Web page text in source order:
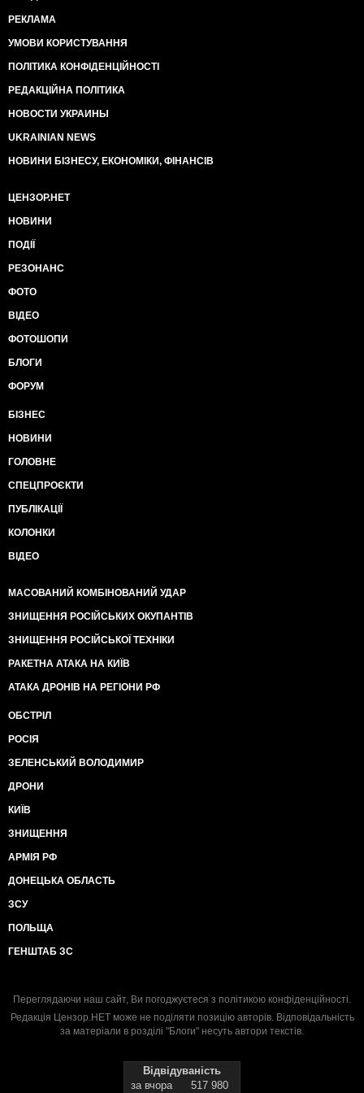
майдановцев. Возле окон поставили сотрудников
«Беркута» с приказом смотреть и не вмешиваться.
Трактор на место событий приехать без помощи
МВД Украины не мог.
То есть, ситуацию в Киеве раскачивал не Запад, как
раскачивали московские спецушники,
придерживаясь четко расписанного сценария. Не их
в планировании. Вирус, разрушивший систему
аппаратным, а не внешним программным.
РЕКЛАМА
УМОВИ КОРИСТУВАННЯ
ПОЛІТИКА КОНФІДЕНЦІЙНОСТІ
РЕДАКЦІЙНА ПОЛІТИКА
НОВОСТИ УКРАИНЫ
UKRAINIAN NEWS
НОВИНИ БІЗНЕСУ, ЕКОНОМІКИ, ФІНАНСІВ
ЦЕНЗОР.НЕТ
НОВИНИ
ПОДІЇ
РЕЗОНАНС
ФОТО
ВІДЕО
ФОТОШОПИ
БЛОГИ
ФОРУМ
БІЗНЕС
НОВИНИ
ГОЛОВНЕ
СПЕЦПРОЄКТИ
ПУБЛІКАЦІЇ
КОЛОНКИ
ВІДЕО
МАСОВАНИЙ КОМБІНОВАНИЙ УДАР
ЗНИЩЕННЯ РОСІЙСЬКИХ ОКУПАНТІВ
ЗНИЩЕННЯ РОСІЙСЬКОЇ ТЕХНІКИ
РАКЕТНА АТАКА НА КИЇВ
АТАКА ДРОНІВ НА РЕГІОНИ РФ
ОБСТРІЛ
РОСІЯ
ЗЕЛЕНСЬКИЙ ВОЛОДИМИР
ДРОНИ
КИЇВ
ЗНИЩЕННЯ
АРМІЯ РФ
ДОНЕЦЬКА ОБЛАСТЬ
ЗСУ
ПОЛЬЩА
ГЕНШТАБ ЗС
Переглядаючи наш сайт, Ви погоджуєтеся з політикою конфіденційності.
Редакція Цензор.НЕТ може не поділяти позицію авторів. Відповідальність
за матеріали в розділі "Блоги" несуть автори текстів.
Відвідуваність
за вчора
517 980